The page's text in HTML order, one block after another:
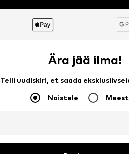
Ära jää ilma!
Telli uudiskiri, et saada
Naistele